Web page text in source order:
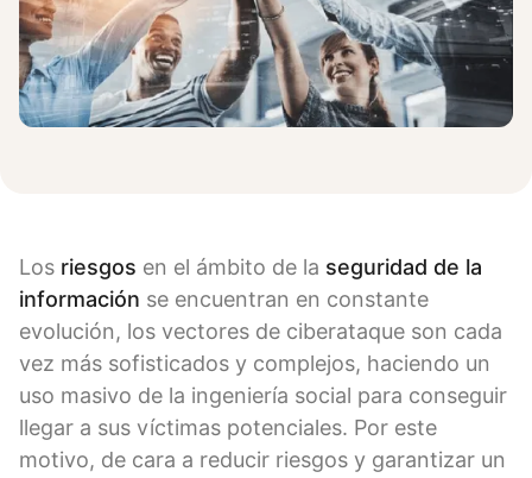
Los riesgos en el ámbito de la seguridad de la
información se encuentran en constante
evolución, los vectores de ciberataque son cada
vez más sofisticados y complejos, haciendo un
uso masivo de la ingeniería social para conseguir
llegar a sus víctimas potenciales. Por este
motivo, de cara a reducir riesgos y garantizar un